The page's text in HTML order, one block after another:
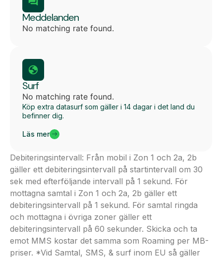
Meddelanden
No matching rate found.
Surf
No matching rate found.
Köp extra datasurf som gäller i 14 dagar i det land du
befinner dig.
Läs mer
Debiteringsintervall: Från mobil i Zon 1 och 2a, 2b
gäller ett debiteringsintervall på startintervall om 30
sek med efterföljande intervall på 1 sekund. För
mottagna samtal i Zon 1 och 2a, 2b gäller ett
debiteringsintervall på 1 sekund. För samtal ringda
och mottagna i övriga zoner gäller ett
debiteringsintervall på 60 sekunder. Skicka och ta
emot MMS kostar det samma som Roaming per MB-
priser. *Vid Samtal, SMS, & surf inom EU så gäller